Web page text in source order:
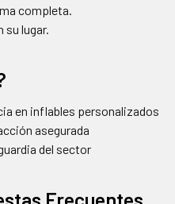
completa.
su lugar.
en inflables personalizados
asegurada
del sector